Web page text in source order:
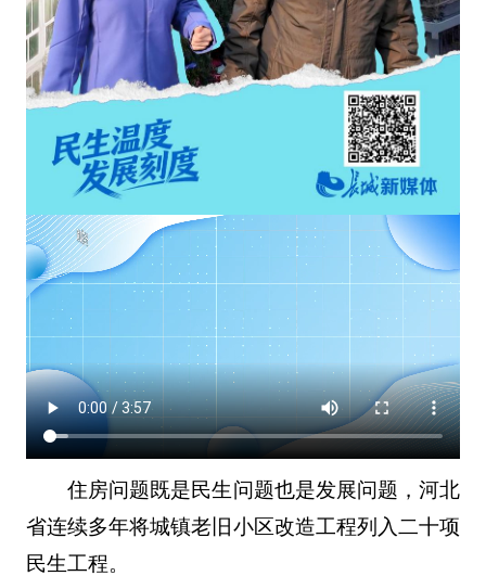
住房问题既是民生问题也是发展问题，河北
省连续多年将城镇老旧小区改造工程列入二十项
民生工程。